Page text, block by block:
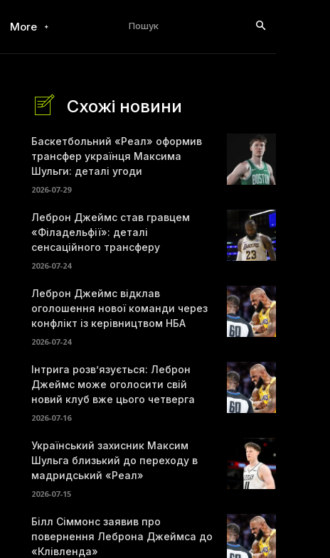
More Пошук
Схожі новини
Баскетбольний «Реал» оформив
трансфер українця Максима
Шульги: деталі угоди
2026-07-29
Леброн Джеймс став гравцем
«Філадельфії»: деталі
сенсаційного трансферу
2026-07-24
Леброн Джеймс відклав
оголошення нової команди через
конфлікт із керівництвом НБА
2026-07-24
Інтрига розв’язується: Леброн
Джеймс може оголосити свій
новий клуб вже цього четверга
2026-07-16
Український захисник Максим
Шульга близький до переходу в
мадридський «Реал»
2026-07-15
Білл Сіммонс заявив про
повернення Леброна Джеймса до
«Клівленда»